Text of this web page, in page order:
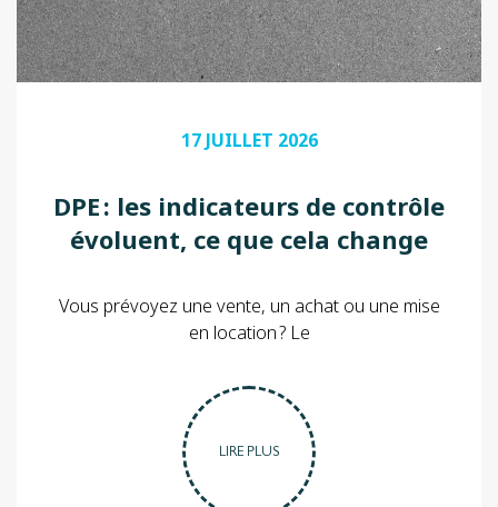
17 JUILLET 2026
DPE : les indicateurs de contrôle
évoluent, ce que cela change
acquéreurs
Vous prévoyez une vente, un achat ou une mise
en location ? Le
LIRE PLUS